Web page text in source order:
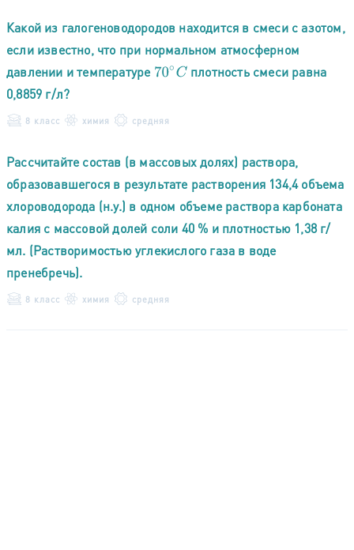
Какой из галогеноводородов находится в смеси с азотом,
если известно, что при нормальном атмосферном
давлении и температуре 70∘C плотность смеси равна
0,8859 г/л?
8 класс химия средняя
Рассчитайте состав (в массовых долях) раствора,
образовавшегося в результате растворения 134,4 объема
хлороводорода (н.у.) в одном объеме раствора карбоната
калия с массовой долей соли 40 % и плотностью 1,38 г/
мл. (Растворимостью углекислого газа в воде
пренебречь).
8 класс химия средняя